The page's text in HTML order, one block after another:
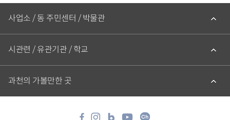
관
기
사업소 / 동 주민센터 / 박물관
시관련 / 유관기관 / 학교
과천의 가볼만한 곳